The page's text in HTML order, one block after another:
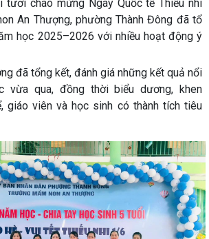
tươi chào mừng Ngày Quốc tế Thiếu nhi
An Thượng, phường Thành Đông đã tổ
học 2025–2026 với nhiều hoạt động ý
đã tổng kết, đánh giá những kết quả nổi
vừa qua, đồng thời biểu dương, khen
giáo viên và học sinh có thành tích tiêu